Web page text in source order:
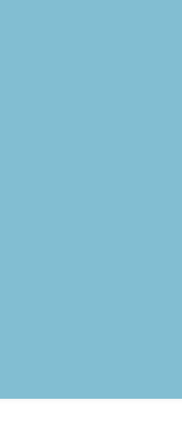
livet en öppen kurs i
tid till det som är
på rätt uppgift i rätt
koll på allt du har
pri­or­it­era på kort sikt
på egen hand och